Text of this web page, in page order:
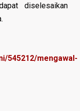
diselesaikan
545212/mengawal-